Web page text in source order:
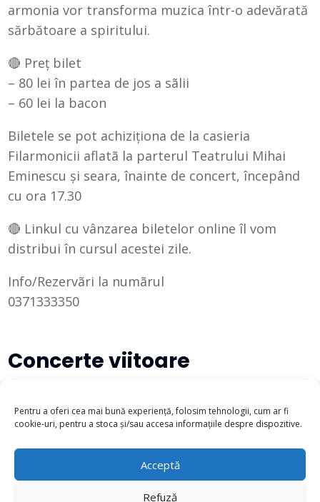
Pentru a oferi cea mai bună experiență, folosim tehnologii, cum ar fi
cookie-uri, pentru a stoca și/sau accesa informațiile despre dispozitive.
Acceptă
Refuză
armonia vor transforma muzica într-o adevărată
sărbătoare a spiritului.
🔴 Preț bilet
– 80 lei în partea de jos a sãlii
– 60 lei la bacon
Biletele se pot achiziționa de la casieria
Filarmonicii aflatã la parterul Teatrului Mihai
Eminescu şi seara, înainte de concert, începând
cu ora 17.30
🔴 Linkul cu vânzarea biletelor online îl vom
distribui în cursul acestei zile.
Info/Rezervãri la numãrul
0371333350
Concerte viitoare
There are no upcoming events at this time.